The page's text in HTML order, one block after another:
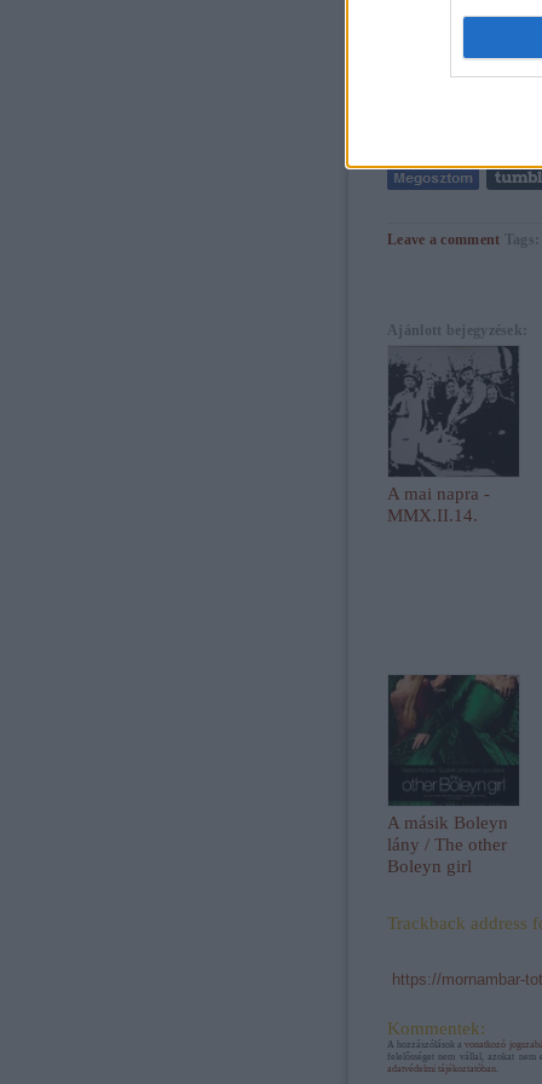
Leave a comment Tags:
Ajánlott bejegyzések:
A mai napra -
MMX.II.14.
A másik Boleyn
lány / The other
Boleyn girl
Trackback address
https://mornambar-
Kommentek:
A hozzászólások avonatkozó
felelősséget nem vállal, azokat
adatvédelmi tájékoztatóban